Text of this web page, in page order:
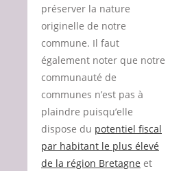
préserver la nature
originelle de notre
commune. Il faut
également noter que notre
communauté de
communes n’est pas à
plaindre puisqu’elle
dispose du potentiel fiscal
par habitant le plus élevé
de la région Bretagne et